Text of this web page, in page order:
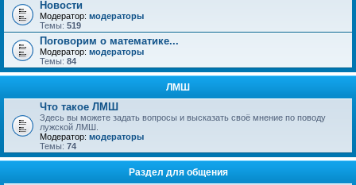
Новости
Модератор: модераторы
Темы: 519
Поговорим о математике...
Модератор: модераторы
Темы: 84
ЛМШ
Что такое ЛМШ
Здесь вы можете задать вопросы и высказать своё мнение по поводу
лужской ЛМШ.
Модератор: модераторы
Темы: 74
Раздел для общения